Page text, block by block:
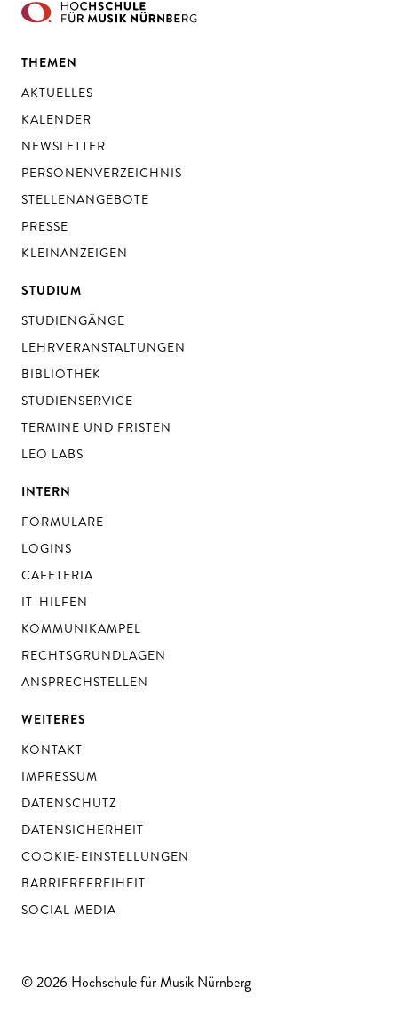
THEMEN
AKTUELLES
KALENDER
NEWSLETTER
PERSONENVERZEICHNIS
STELLENANGEBOTE
PRESSE
KLEINANZEIGEN
STUDIUM
STUDIENGÄNGE
LEHRVERANSTALTUNGEN
BIBLIOTHEK
STUDIENSERVICE
TERMINE UND FRISTEN
LEO LABS
INTERN
FORMULARE
LOGINS
CAFETERIA
IT-HILFEN
KOMMUNIKAMPEL
RECHTSGRUNDLAGEN
ANSPRECHSTELLEN
WEITERES
KONTAKT
IMPRESSUM
DATENSCHUTZ
DATENSICHERHEIT
COOKIE-EINSTELLUNGEN
BARRIEREFREIHEIT
SOCIAL MEDIA
© 2026 Hochschule für Musik Nürnberg